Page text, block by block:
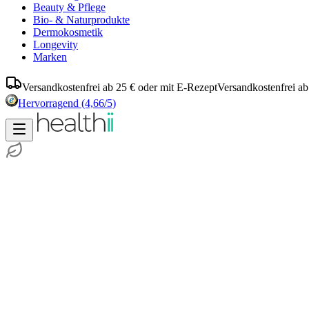
Beauty & Pflege
Bio- & Naturprodukte
Dermokosmetik
Longevity
Marken
Versandkostenfrei ab 25 € oder mit E-RezeptVersandkostenfrei
Hervorragend (4,66/5)